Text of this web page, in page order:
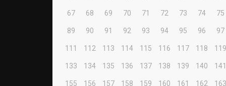
67 68 69 70 71 72 73 74 75
89 90 91 92 93 94 95 96 97
111 112 113 114 115 116 117 118 119
133 134 135 136 137 138 139 140 141
155 156 157 158 159 160 161 162 163